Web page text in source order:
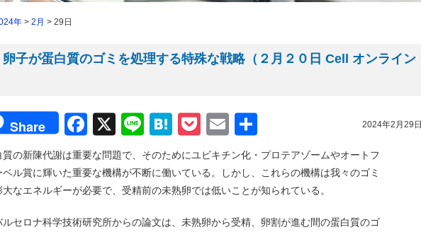
年 > 2月 > 29日
子が蛋白質のゴミを処理する特殊な戦略（２月２０日 Cell オンライン
2024年2月29日
Share Facebook
X LineHatena
Pocket
Email
有
の新陳代謝は重要な問題で、そのためにユビキチン化・プロテアゾームやオートフ
ベル賞に輝いた重要な機構が不断に働いている。しかし、これらの機構は我々のゴミ
なエネルギーが必要で、受精前の未熟卵では低いことが知られている。
セロナ科学技術研究所からの論文は、未熟卵から受精、卵割が進む間の蛋白質のゴ